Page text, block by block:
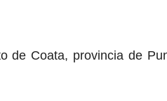
de Coata, provincia de